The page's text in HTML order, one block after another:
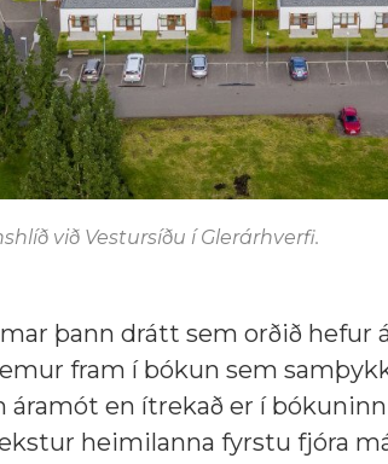
við Vestursíðu í Glerárhverfi.
þann drátt sem orðið
fram í bókun sem
en ítrekað er í
heimilanna fyrstu fjóra